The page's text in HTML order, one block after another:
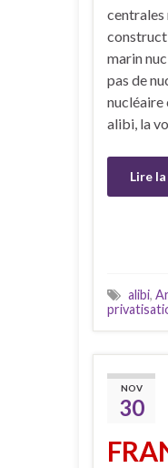
centrales
marin
pas de
nucléaire
alibi, la
Lire
alibi,
NOV
30